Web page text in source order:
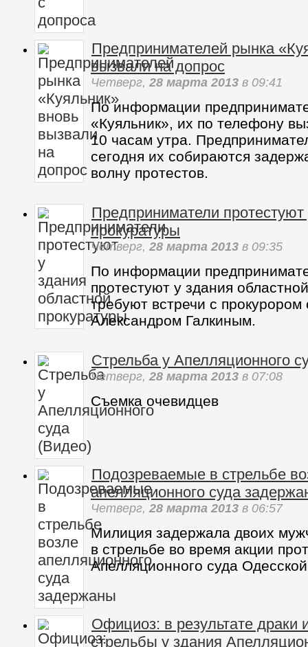
Четверг,
По сообщениям
предпринимательниц рынка
автозаке в Приморский суд –
санкция на арест, двое других
находятся на допросе.
Предпринимателей рынка
Четверг,28 марта 2013в 09:41
По информации
«Куяльник», их по телефону
10 часам утра.
сегодня их собираются
волну протестов.
прокуратуры
Четверг,28 марта 2013в 09:35
По информации
протестуют у здания
Стрельба у Апелляционного
Четверг,28 марта 2013в 07:08
Съемка очевидцев
Подозреваемые в стрельбе
апелляционного суда
Четверг,28 марта 2013в 06:57